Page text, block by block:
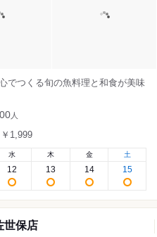
でつくる旬の魚料理と和食が美味
人
1,999
水
12
木
13
金
14
土
15
世保店